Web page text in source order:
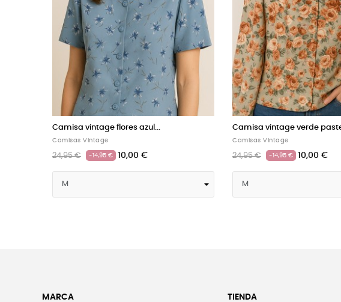
Camisa vintage beige estampado
Camisas Vintage
24,95 € -14,95 € 10,00 €
Camisa vintage marrón...
Camisas Vintage
24,95 € -14,95 € 10,00 €
MARCA TIENDA